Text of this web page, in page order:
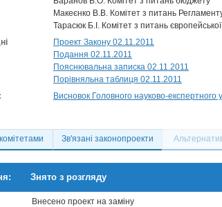
Макеєнко В.В. Комітет з питань
Тарасюк Б.І. Комітет з питань європейської
Проект Закону 02.11.2011
Подання 02.11.2011
Пояснювальна записка 02.11.2011
Порівняльна таблиця 02.11.2011
Висновок Головного науково-експертного
Зв'язані законопроекти
Знято з розгляду
Внесено проект на заміну